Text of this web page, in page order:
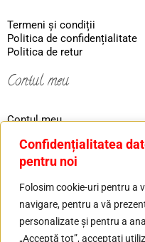
Confidențialitatea
pentru noi
Folosim cookie-uri pentru a
navigare, pentru a vă
personalizate și pentru a
„Acceptă tot”, acceptați
Termeni și condiții
Politica de confidențialitate
Politica de retur
Contul meu
Contul meu
Ordin
Contact
Mail: basilver.gold@gmail.com